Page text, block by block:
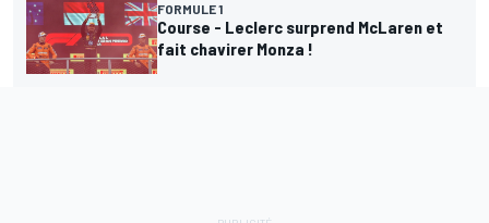
FORMULE 1
Course - Leclerc surprend McLaren et
fait chavirer Monza !